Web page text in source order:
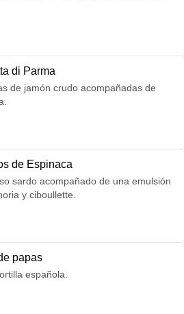
di Parma
de jamón crudo acompañadas de
de Espinaca
sardo acompañado de una emulsión
y ciboullette.
papas
española.